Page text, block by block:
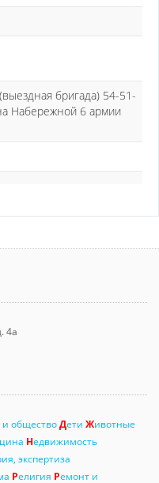
бригада) 54-51-
Набережной 6 армии
4а
и обществоДети Животные
Недвижимость
экспертиза
Религия Ремонт и